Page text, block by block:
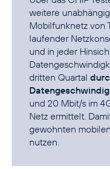
weitere
Mobilfunknetz von
laufender
und in jeder
dritten Quartal
und 20 Mbit/s im
Netz ermittelt.
gewohnten
nutzen.